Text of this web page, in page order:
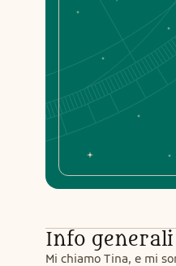
Info generali
Mi chiamo Tina, e mi